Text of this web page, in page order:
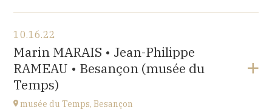
Salle Roger Planchon
54 Boulevard Waldeck Rousseau 42400 St Chamond
at17H
10.16.22
Marin MARAIS • Jean-Philippe
RAMEAU • Besançon (musée du
Temps)
musée du Temps, Besançon